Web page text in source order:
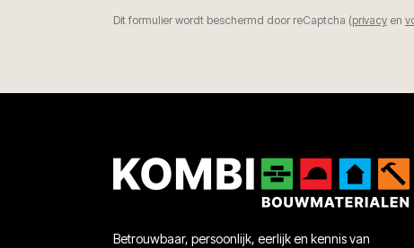
Dit formulier wordt beschermd door reCaptcha (privacy en
Betrouwbaar, persoonlijk, eerlijk en kennis van